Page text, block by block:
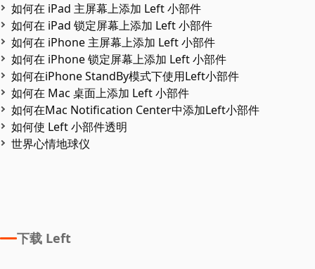
如何在 iPad 主屏幕上添加 Left 小部件
如何在 iPad 锁定屏幕上添加 Left 小部件
如何在 iPhone 主屏幕上添加 Left 小部件
如何在 iPhone 锁定屏幕上添加 Left 小部件
如何在iPhone StandBy模式下使用Left小部件
如何在 Mac 桌面上添加 Left 小部件
如何在Mac Notification Center中添加Left小部件
如何使 Left 小部件透明
世界心情地球仪
下载 Left